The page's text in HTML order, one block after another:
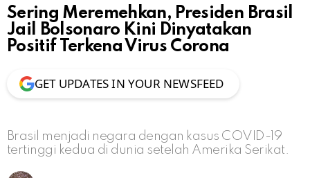
Sering Meremehkan, Presiden Brasil
Jail Bolsonaro Kini Dinyatakan
Positif Terkena Virus Corona
GET UPDATES IN YOUR NEWSFEED
Brasil menjadi negara dengan kasus COVID-19
tertinggi kedua di dunia setelah Amerika Serikat.